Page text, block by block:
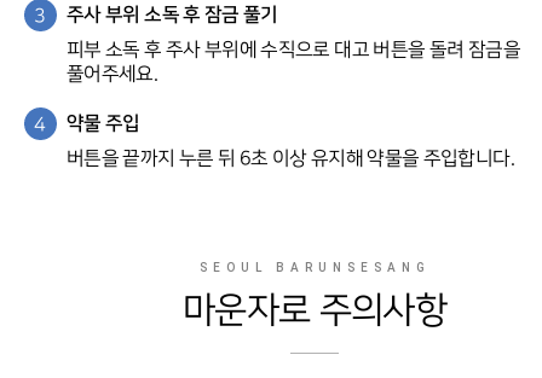
주사 부위 소독 후 잠금 풀기
피부 소독 후 주사 부위에 수직으로 대고 버튼을 돌려 잠금을
풀어주세요.
약물 주입
버튼을 끝까지 누른 뒤 6초 이상 유지해 약물을 주입합니다.
SEOUL BARUNSESANG
마운자로 주의사항